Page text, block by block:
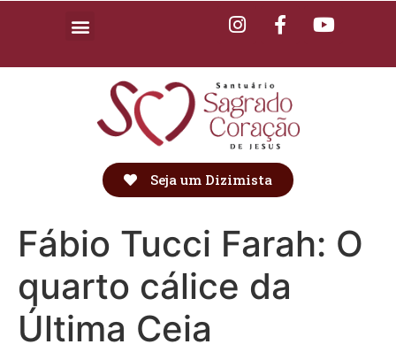
Seja um Dizimista
Fábio Tucci Farah: O
quarto cálice da
Última Ceia